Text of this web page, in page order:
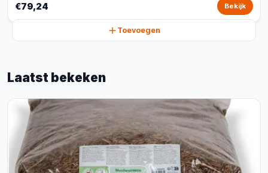
€79,24 Bekijk
Toevoegen
Laatst bekeken